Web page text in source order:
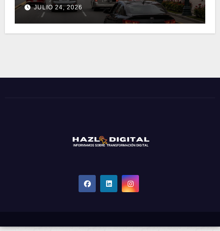
JULIO 24, 2026